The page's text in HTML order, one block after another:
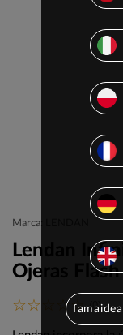
Marca: LENDAN
Lendan
Ojeras
(0)